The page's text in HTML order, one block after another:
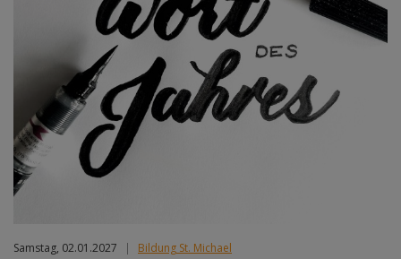
Samstag, 02.01.2027 | Bildung St. Michael